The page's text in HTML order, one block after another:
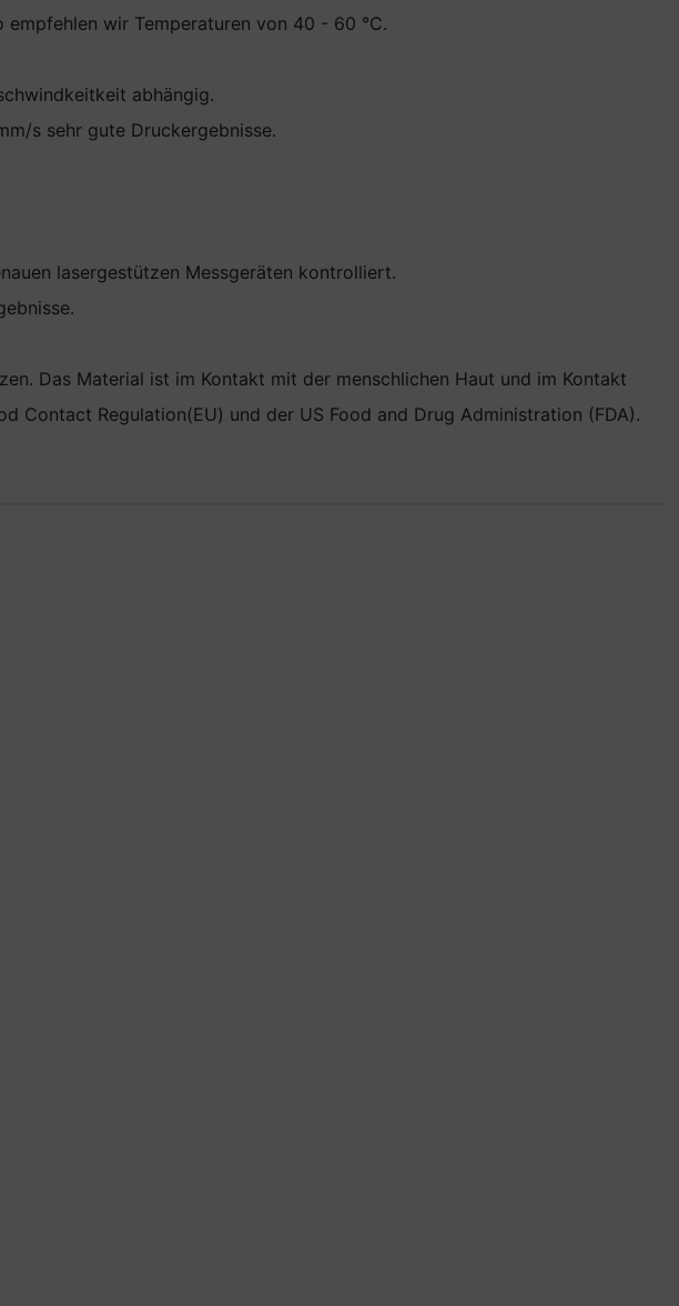
wir Temperaturen von 40 - 60 °C.
abhängig.
s sehr gute Druckergebnisse.
lasergestützen Messgeräten kontrolliert.
Das Material ist im Kontakt mit der menschlichen Haut und im Kontakt
Contact Regulation(EU) und der US Food and Drug Administration (FDA).